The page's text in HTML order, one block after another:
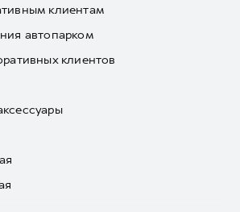
клиентам
автопарком
клиентов